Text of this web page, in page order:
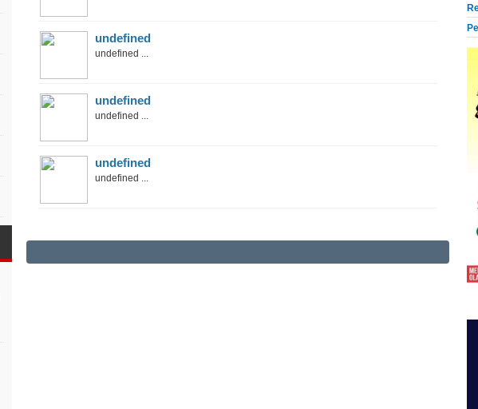
undefined
undefined ...
undefined
undefined ...
undefined
undefined ...